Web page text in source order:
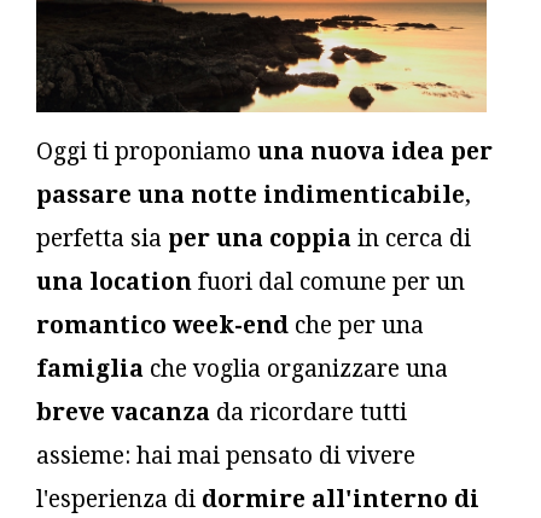
Oggi ti proponiamo una nuova idea per
passare una notte indimenticabile,
perfetta sia per una coppia in cerca di
una location fuori dal comune per un
romantico week-end che per una
famiglia che voglia organizzare una
breve vacanza da ricordare tutti
assieme: hai mai pensato di vivere
l'esperienza di dormire all'interno di